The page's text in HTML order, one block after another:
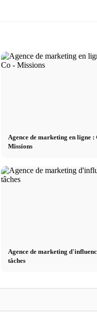
Agence de marketing en ligne
Missions
Agence de marketing
tâches